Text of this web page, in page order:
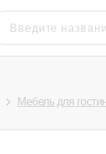
Мебель для